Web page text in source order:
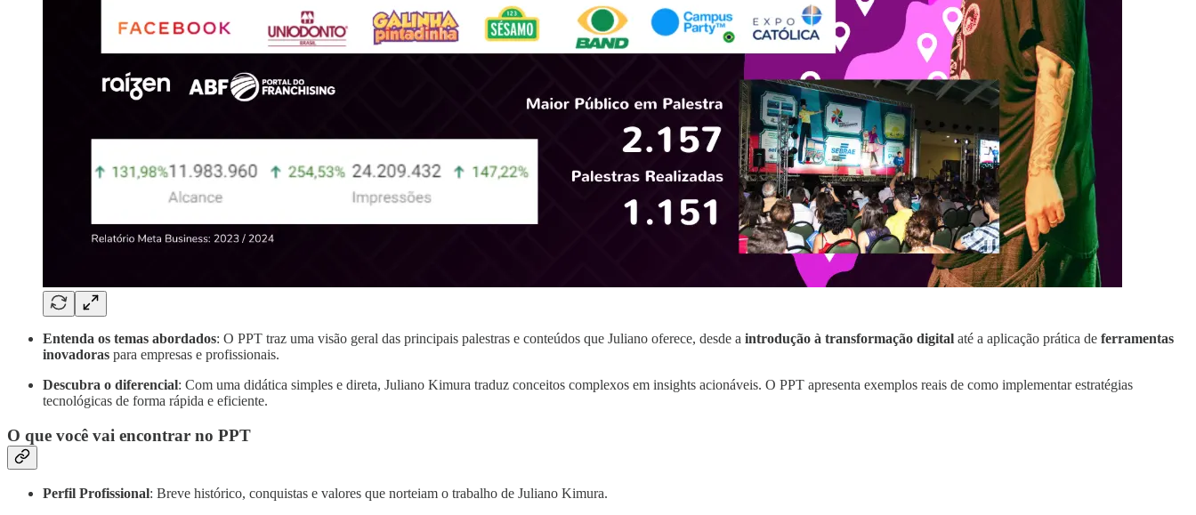
Entenda os temas abordados: O PPT traz uma visão geral das principais palestras e conteúdos que Juliano oferece, desde a introdução à transformação digital até a aplicação prática de ferramentas
inovadoras para empresas e profissionais.
Descubra o diferencial: Com uma didática simples e direta, Juliano Kimura traduz conceitos complexos em insights acionáveis. O PPT apresenta exemplos reais de como implementar estratégias
tecnológicas de forma rápida e eficiente.
O que você vai encontrar no PPT
Perfil Profissional: Breve histórico, conquistas e valores que norteiam o trabalho de Juliano Kimura.